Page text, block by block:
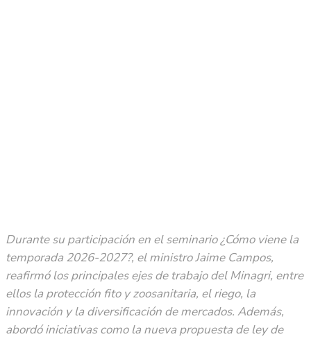
Durante su participación en el seminario ¿Cómo viene la
temporada 2026-2027?, el ministro Jaime Campos,
reafirmó los principales ejes de trabajo del Minagri, entre
ellos la protección fito y zoosanitaria, el riego, la
innovación y la diversificación de mercados. Además,
abordó iniciativas como la nueva propuesta de ley de